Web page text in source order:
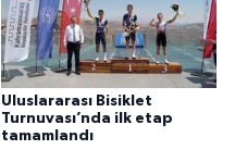
Uluslararası Bisiklet
Turnuvası’nda ilk etap
tamamlandı